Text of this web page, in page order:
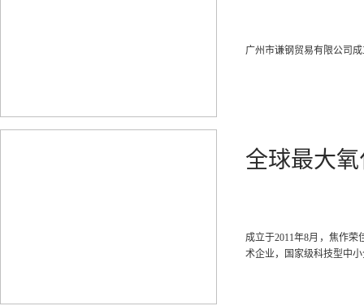
广州市谦钢贸易有限公司
全球最大
成立于2011年8月，焦作
术企业，国家级科技型中